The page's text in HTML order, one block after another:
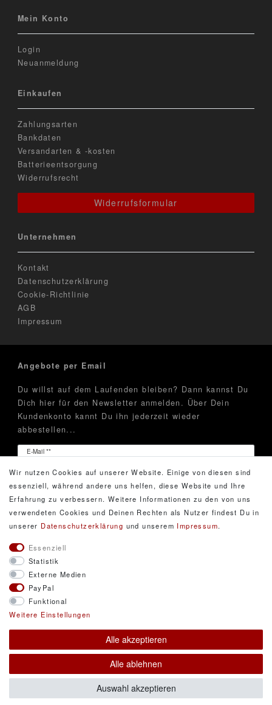
Mein Konto
Login
Neuanmeldung
Einkaufen
Zahlungsarten
Bankdaten
Versandarten & -kosten
Batterieentsorgung
Widerrufsrecht
Widerrufsformular
Unternehmen
Kontakt
Datenschutzerklärung
Cookie-Richtlinie
AGB
Impressum
Angebote per Email
Du willst auf dem Laufenden bleiben? Dann kannst Du
Dich hier für den Newsletter anmelden. Über Dein
Kundenkonto kannt Du ihn jederzeit wieder
abbestellen...
E-Mail **
Newsletter
Hiermit bestätige ich, dass ich die
Daten­schutz­erklärung
gelesen habe. Meine Einwilligung kann ich jederzeit
widerrufen.**
© Copyright 2026 DarXity GbR. Gestaltung, Design
und Style durch DarXity GbR. Alle Rechte
vorbehalten.
Alle Preise inklusive gesetzlicher Mehrwertsteuer und
zuzüglich Versandkosten. * Pflichtfeld
Wir nutzen Cookies auf unserer Website. Einige von diesen sind
essenziell, während andere uns helfen, diese Website und Ihre
Erfahrung zu verbessern. Weitere Informationen zu den von uns
verwendeten Cookies und Deinen Rechten als Nutzer findest Du in
unserer Daten­schutz­erklärung und unserem Impressum.
Essenziell
Statistik
Externe Medien
PayPal
Funktional
Weitere Einstellungen
Alle akzeptieren
Alle ablehnen
Auswahl akzeptieren